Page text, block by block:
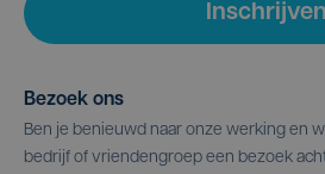
Inschrijven
Bezoek ons
Ben je benieuwd naar onze werking en
bedrijf of vriendengroep een bezoek